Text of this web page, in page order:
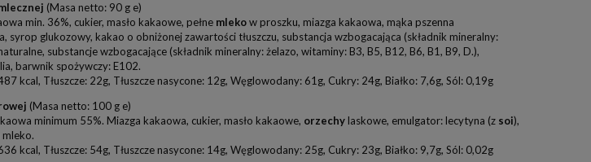
(Masa netto: 90 g e)
min. 36%, cukier, masło kakaowe, pełne mlekow proszku, miazga kakaowa, mąka pszenna
syrop glukozowy, kakao o obniżonej zawartości tłuszczu, substancja wzbogacająca (składnik mineralny:
substancje wzbogacające (składnik mineralny: żelazo, witaminy: B3, B5, B12, B6, B1, B9, D.),
barwnik spożywczy: E102.
kcal, Tłuszcze: 22g, Tłuszcze nasycone: 12g, Węglowodany: 61g, Cukry: 24g, Białko: 7,6g, Sól: 0,19g
(Masa netto: 100 g e)
minimum 55%. Miazga kakaowa, cukier, masło kakaowe, orzechy laskowe, emulgator: lecytyna (z soi),
kcal, Tłuszcze: 54g, Tłuszcze nasycone: 14g, Węglowodany: 25g, Cukry: 23g, Białko: 9,7g, Sól: 0,02g